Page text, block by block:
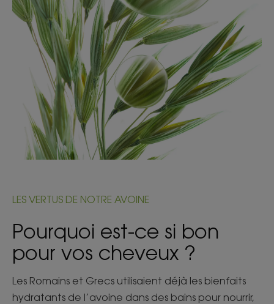
LES VERTUS DE NOTRE AVOINE
Pourquoi est-ce si bon
pour vos cheveux ?
Les Romains et Grecs utilisaient déjà les bienfaits
hydratants de l’avoine dans des bains pour nourrir,